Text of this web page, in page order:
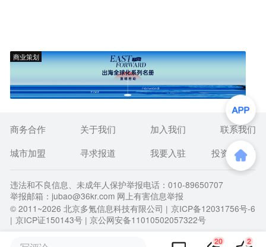
商业策划
20 2
商务合作 关于我们 加入我们
联系我们
城市加盟
寻求报道 我要入驻 投资者关系
违法和不良信息、未成年人保护举报电话：010-89650707
举报邮箱：jubao@36kr.com 网上有害信息举报
© 2011~2026 北京多氪信息科技有限公司 | 京ICP备12031756号-6
| 京ICP证150143号 | 京公网安备11010502057322号